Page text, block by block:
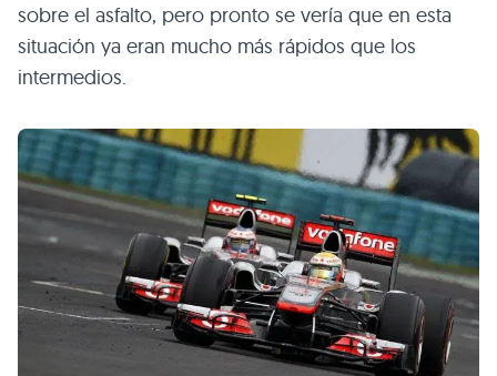
sobre el asfalto, pero pronto se vería que en esta
situación ya eran mucho más rápidos que los
intermedios.